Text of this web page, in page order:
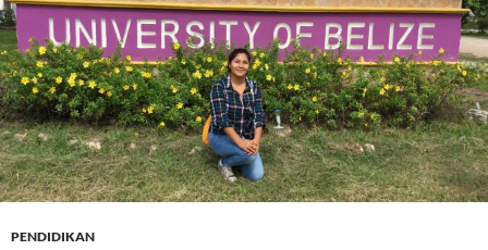
PENDIDIKAN